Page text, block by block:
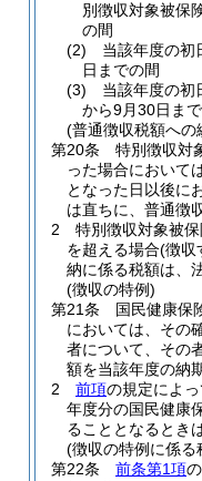
別徴収対象被保
の間
(2)
当該年度の
日までの間
(3)
当該年度の
から9月30日ま
(普通徴収税額への
第20条
特別徴収対
った場合において
となった日以後に
は直ちに、普通徴
2
特別徴収対象被
を超える場合(徴収
納に係る税額は、
(徴収の特例)
第21条
国民健康保
においては、その
者について、その
額を当該年度の納
2
前項の規定によ
年度分の国民健康
ることとなるとき
(徴収の特例に係る
第22条
前条第1項